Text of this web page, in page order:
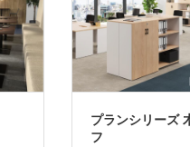
プランシリーズ
フ